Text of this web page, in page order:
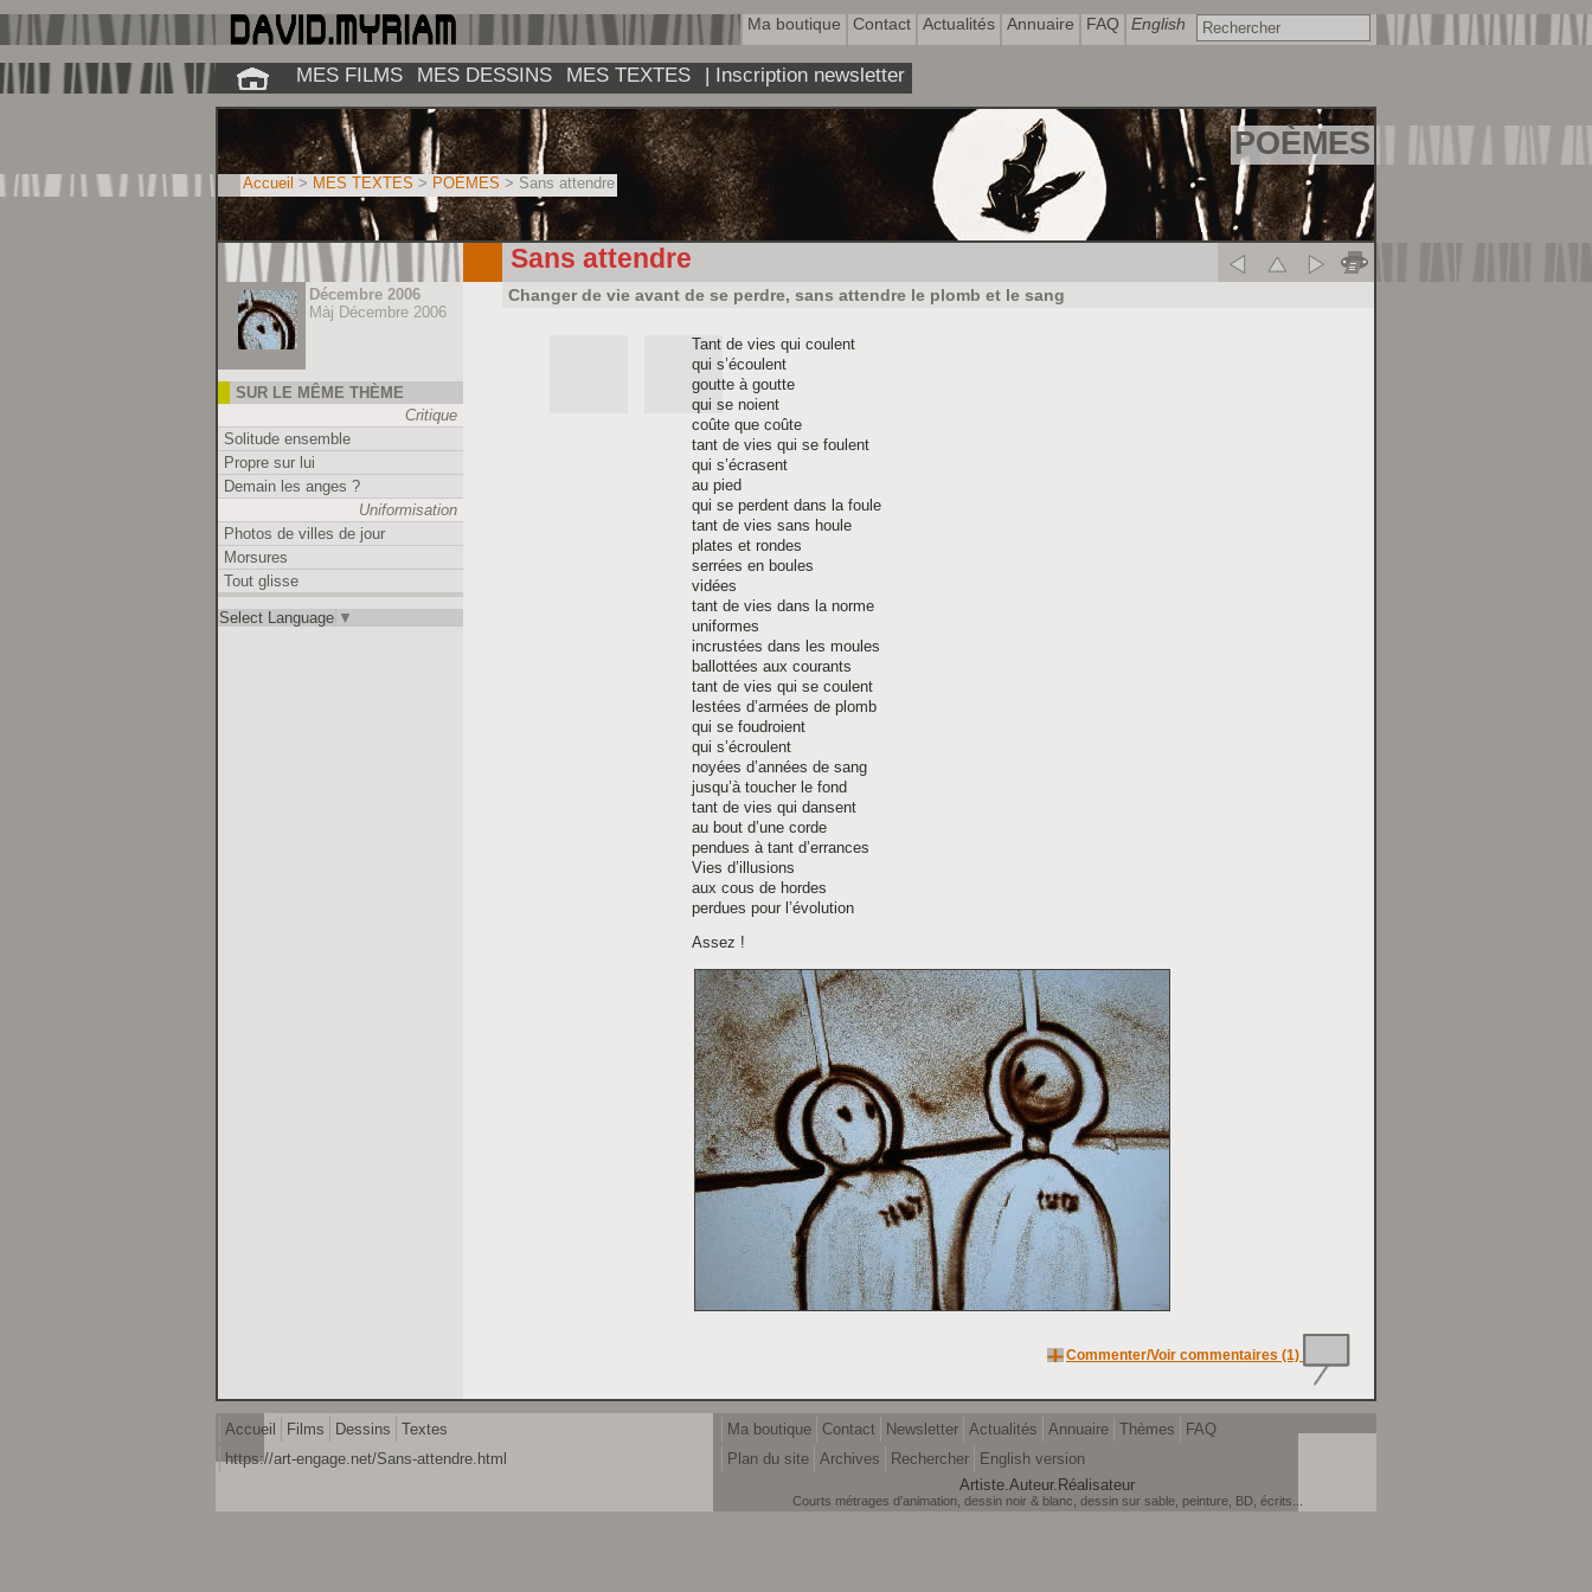
Décembre 2006
Màj Décembre 2006
SUR LE MÊME THÈME
Critique
Solitude ensemble
Propre sur lui
Demain les anges ?
Uniformisation
Photos de villes de jour
Morsures
Tout glisse
Select Language ▼
Sans attendre
Changer de vie avant de se perdre, sans attendre le plomb et le sang
Tant de vies qui coulent
qui s’écoulent
goutte à goutte
qui se noient
coûte que coûte
tant de vies qui se foulent
qui s’écrasent
au pied
qui se perdent dans la foule
tant de vies sans houle
plates et rondes
serrées en boules
vidées
tant de vies dans la norme
uniformes
incrustées dans les moules
ballottées aux courants
tant de vies qui se coulent
lestées d’armées de plomb
qui se foudroient
qui s’écroulent
noyées d’années de sang
jusqu’à toucher le fond
tant de vies qui dansent
au bout d’une corde
pendues à tant d’errances
Vies d’illusions
aux cous de hordes
perdues pour l’évolution
Assez !
Commenter/Voir commentaires (1)
POÈMES
Accueil > MES TEXTES > POÈMES > Sans attendre
Accueil Films Dessins
Textes
https://art-engage.net/Sans-attendre.html
Ma boutique Contact Newsletter Actualités Annuaire Thèmes
FAQ
Plan du site Archives Rechercher
English version
Artiste.Auteur.Réalisateur
Courts métrages d'animation, dessin noir & blanc, dessin sur sable, peinture, BD, écrits...
Ma boutique Contact Actualités Annuaire FAQ English
MES FILMS MES DESSINS MES TEXTES | Inscription newsletter